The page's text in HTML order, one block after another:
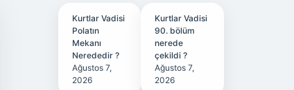
Kurtlar Vadisi
Polatın
Mekanı
Nerededir ?
Ağustos 7,
2026
Kurtlar Vadisi
90. bölüm
nerede
çekildi ?
Ağustos 7,
2026